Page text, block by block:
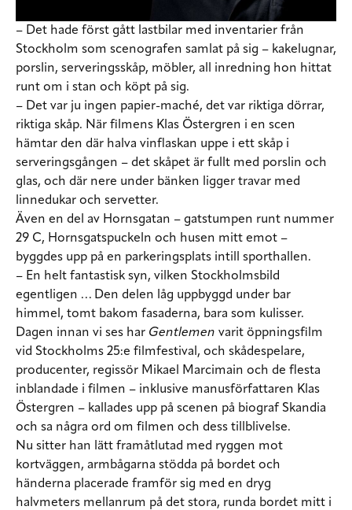
– Det hade först gått lastbilar med inventarier från
Stockholm som scenografen samlat på sig – kakelugnar,
porslin, serveringsskåp, möbler, all inredning hon hittat
runt om i stan och köpt på sig.
– Det var ju ingen papier-maché, det var riktiga dörrar,
riktiga skåp. När filmens Klas Östergren i en scen
hämtar den där halva vinflaskan uppe i ett skåp i
serveringsgången – det skåpet är fullt med porslin och
glas, och där nere under bänken ligger travar med
linnedukar och servetter.
Även en del av Hornsgatan – gatstumpen runt nummer
29 C, Hornsgatspuckeln och husen mitt emot –
byggdes upp på en parkeringsplats intill sporthallen.
– En helt fantastisk syn, vilken Stockholmsbild
egentligen … Den delen låg uppbyggd under bar
himmel, tomt bakom fasaderna, bara som kulisser.
Dagen innan vi ses har Gentlemen varit öppningsfilm
vid Stockholms 25:e filmfestival, och skådespelare,
producenter, regissör Mikael Marcimain och de flesta
inblandade i filmen – inklusive manusförfattaren Klas
Östergren – kallades upp på scenen på biograf Skandia
och sa några ord om filmen och dess tillblivelse.
Nu sitter han lätt framåtlutad med ryggen mot
kortväggen, armbågarna stödda på bordet och
händerna placerade framför sig med en dryg
halvmeters mellanrum på det stora, runda bordet mitt i